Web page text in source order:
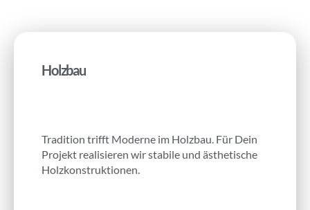
Holzbau
Tradition trifft Moderne im Holzbau. Für Dein
Projekt realisieren wir stabile und ästhetische
Holzkonstruktionen.